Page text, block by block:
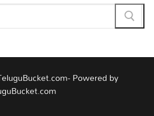
Powered by